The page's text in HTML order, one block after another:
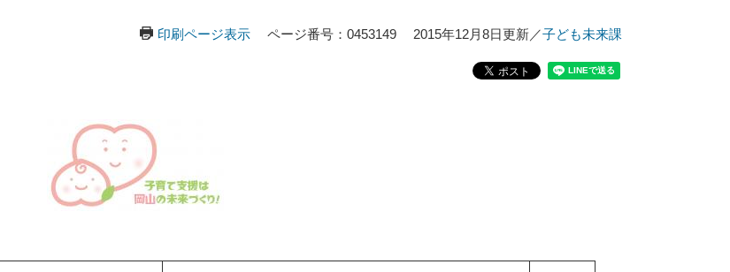
印刷ページ表示 ページ番号：0453149 2015年12月8日更新／子ども未来課